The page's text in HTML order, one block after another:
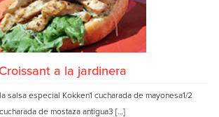
Croissant a la jardinera
salsa especial Kokken1 cucharada de mayonesa1/2
cucharada de mostaza antigua3 […]